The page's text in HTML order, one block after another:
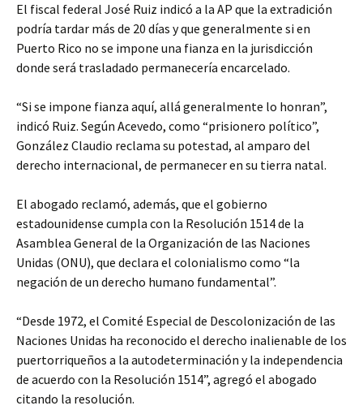
El fiscal federal José Ruiz indicó a la AP que la extradición
podría tardar más de 20 días y que generalmente si en
Puerto Rico no se impone una fianza en la jurisdicción
donde será trasladado permanecería encarcelado.
“Si se impone fianza aquí, allá generalmente lo honran”,
indicó Ruiz. Según Acevedo, como “prisionero político”,
González Claudio reclama su potestad, al amparo del
derecho internacional, de permanecer en su tierra natal.
El abogado reclamó, además, que el gobierno
estadounidense cumpla con la Resolución 1514 de la
Asamblea General de la Organización de las Naciones
Unidas (ONU), que declara el colonialismo como “la
negación de un derecho humano fundamental”.
“Desde 1972, el Comité Especial de Descolonización de las
Naciones Unidas ha reconocido el derecho inalienable de los
puertorriqueños a la autodeterminación y la independencia
de acuerdo con la Resolución 1514”, agregó el abogado
citando la resolución.